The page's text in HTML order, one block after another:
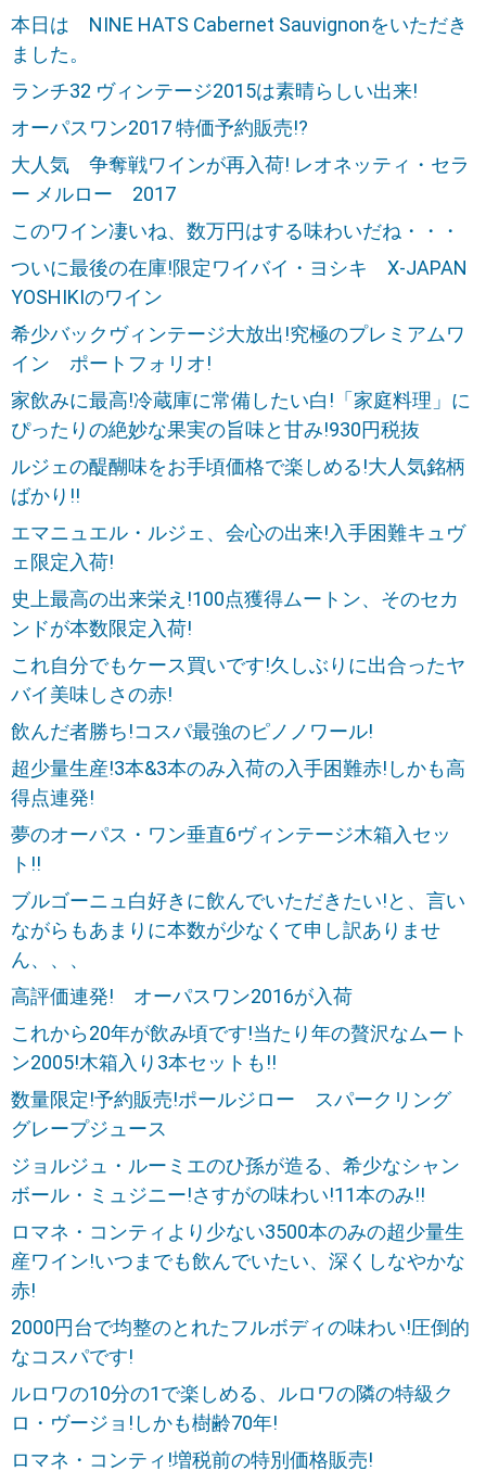
本日は NINE HATS Cabernet Sauvignonをいただき
ました。
ランチ32 ヴィンテージ2015は素晴らしい出来!
オーパスワン2017 特価予約販売!?
大人気 争奪戦ワインが再入荷! レオネッティ・セラ
ー メルロー 2017
このワイン凄いね、数万円はする味わいだね・・・
ついに最後の在庫!限定ワイバイ・ヨシキ X-JAPAN
YOSHIKIのワイン
希少バックヴィンテージ大放出!究極のプレミアムワ
イン ポートフォリオ!
家飲みに最高!冷蔵庫に常備したい白!「家庭料理」に
ぴったりの絶妙な果実の旨味と甘み!930円税抜
ルジェの醍醐味をお手頃価格で楽しめる!大人気銘柄
ばかり!!
エマニュエル・ルジェ、会心の出来!入手困難キュヴ
ェ限定入荷!
史上最高の出来栄え!100点獲得ムートン、そのセカ
ンドが本数限定入荷!
これ自分でもケース買いです!久しぶりに出合ったヤ
バイ美味しさの赤!
飲んだ者勝ち!コスパ最強のピノノワール!
超少量生産!3本&3本のみ入荷の入手困難赤!しかも高
得点連発!
夢のオーパス・ワン垂直6ヴィンテージ木箱入セッ
ト!!
ブルゴーニュ白好きに飲んでいただきたい!と、言い
ながらもあまりに本数が少なくて申し訳ありませ
ん、、、
高評価連発! オーパスワン2016が入荷
これから20年が飲み頃です!当たり年の贅沢なムート
ン2005!木箱入り3本セットも!!
数量限定!予約販売!ポールジロー スパークリング
グレープジュース
ジョルジュ・ルーミエのひ孫が造る、希少なシャン
ボール・ミュジニー!さすがの味わい!11本のみ!!
ロマネ・コンティより少ない3500本のみの超少量生
産ワイン!いつまでも飲んでいたい、深くしなやかな
赤!
2000円台で均整のとれたフルボディの味わい!圧倒的
なコスパです!
ルロワの10分の1で楽しめる、ルロワの隣の特級ク
ロ・ヴージョ!しかも樹齢70年!
ロマネ・コンティ!増税前の特別価格販売!